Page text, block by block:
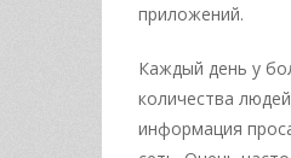
приложений.
Каждый день у
количества
информация